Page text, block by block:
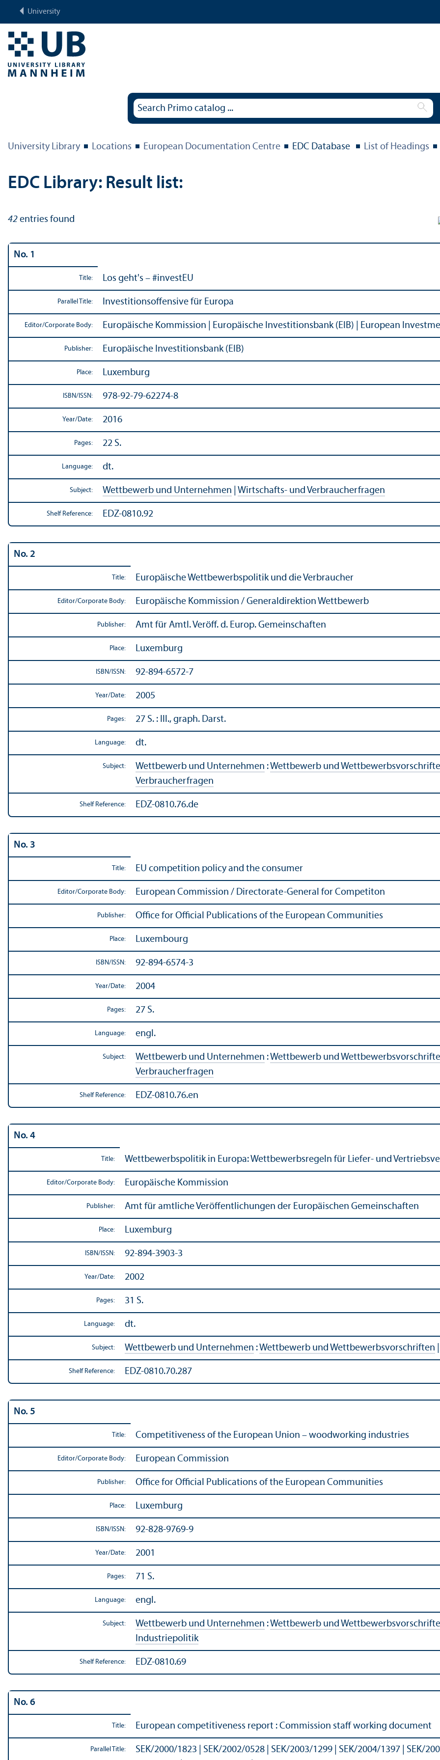
University
University Library Locations European Documentation Centre EDC Database List of Headings
EDC Library: Result list:
42 entries found
No. 1
Title: Los geht's – #investEU
Parallel Title: Investitionsoffensive für Europa
Editor/Corporate Body: Europäische Kommission | Europäische Investitionsbank (EIB) | European
Publisher: Europäische Investitionsbank (EIB)
Place: Luxemburg
ISBN/ISSN: 978-92-79-62274-8
Year/Date: 2016
Pages: 22 S.
Language: dt.
Subject: Wettbewerb und Unternehmen Wirtschafts- und Verbraucherfragen
Shelf Reference: EDZ-0810.92
No. 2
Title: Europäische Wettbewerbspolitik und die Verbraucher
Editor/Corporate Body: Europäische Kommission / Generaldirektion Wettbewerb
Publisher: Amt für Amtl. Veröff. d. Europ. Gemeinschaften
Place: Luxemburg
ISBN/ISSN: 92-894-6572-7
Year/Date: 2005
Pages: 27 S. : Ill., graph. Darst.
Language: dt.
Subject: Wettbewerb und Unternehmen :Wettbewerb und
Verbraucherfragen
Shelf Reference: EDZ-0810.76.de
No. 3
Title: EU competition policy and the consumer
Editor/Corporate Body: European Commission / Directorate-General for Competiton
Publisher: Office for Official Publications of the European Communities
Place: Luxembourg
ISBN/ISSN: 92-894-6574-3
Year/Date: 2004
Pages: 27 S.
Language: engl.
Subject: Wettbewerb und Unternehmen :Wettbewerb und
Verbraucherfragen
Shelf Reference: EDZ-0810.76.en
No. 4
Title: Wettbewerbspolitik in Europa: Wettbewerbsregeln für Liefer- und
Editor/Corporate Body: Europäische Kommission
Publisher: Amt für amtliche Veröffentlichungen der Europäischen Gemeinschaften
Place: Luxemburg
ISBN/ISSN: 92-894-3903-3
Year/Date: 2002
Pages: 31 S.
Language: dt.
Subject: Wettbewerb und Unternehmen :Wettbewerb und Wettbewerbsvorschriften
Shelf Reference: EDZ-0810.70.287
No. 5
Title: Competitiveness of the European Union – woodworking industries
Editor/Corporate Body: European Commission
Publisher: Office for Official Publications of the European Communities
Place: Luxemburg
ISBN/ISSN: 92-828-9769-9
Year/Date: 2001
Pages: 71 S.
Language: engl.
Subject: Wettbewerb und Unternehmen :Wettbewerb und
Industriepolitik
Shelf Reference: EDZ-0810.69
No. 6
Title: European competitiveness report : Commission staff working document
Parallel Title: SEK/2000/1823 | SEK/2002/0528 | SEK/2003/1299 | SEK/2004/1397 | SEK/